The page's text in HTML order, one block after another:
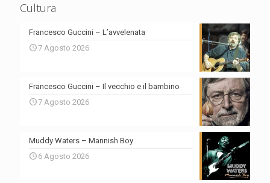
Cultura
Francesco Guccini – L’avvelenata
7 Agosto 2026
Francesco Guccini – Il vecchio e il bambino
7 Agosto 2026
Muddy Waters – Mannish Boy
6 Agosto 2026